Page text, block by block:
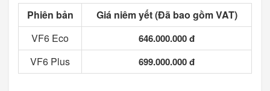
Phiên bản
Giá niêm yết (Đã bao gồm VAT)
VF6 Eco
646.000.000 đ
VF6 Plus 699.000.000 đ